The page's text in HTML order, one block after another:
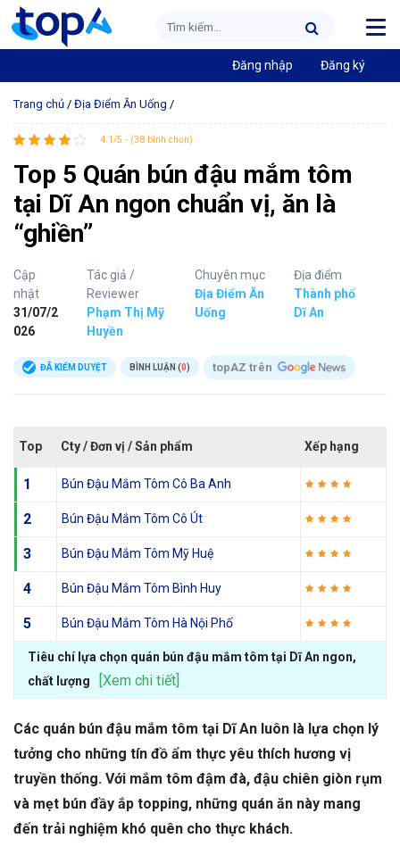
Đăng nhập Đăng ký
Trang chủ / Địa Điểm Ăn Uống /
4.1/5 - (38 bình chọn)
Top 5 Quán bún đậu mắm tôm
tại Dĩ An ngon chuẩn vị, ăn là
“ghiền”
Cập
nhật
31/07/2
026
Tác giả /
Reviewer
Phạm Thị Mỹ
Huyền
Chuyên mục
Địa Điểm Ăn
Uống
Địa điểm
Thành phố
Dĩ An
ĐÃ KIỂM DUYỆT BÌNH LUẬN (0) topAZ trên
Top Cty / Đơn vị / Sản phẩm Xếp hạng
1 Bún Đậu Mắm Tôm Cô Ba Anh
2 Bún Đậu Mắm Tôm Cô Út
3 Bún Đậu Mắm Tôm Mỹ Huệ
4 Bún Đậu Mắm Tôm Bình Huy
5 Bún Đậu Mắm Tôm Hà Nội Phố
Tiêu chí lựa chọn quán bún đậu mắm tôm tại Dĩ An ngon,
chất lượng
[Xem chi tiết]
Các quán bún đậu mắm tôm tại Dĩ An luôn là lựa chọn lý
tưởng cho những tín đồ ẩm thực yêu thích hương vị
truyền thống. Với mắm tôm đậm đà, đậu chiên giòn rụm
và mẹt bún đầy ắp topping, những quán ăn này mang
đến trải nghiệm khó quên cho thực khách.